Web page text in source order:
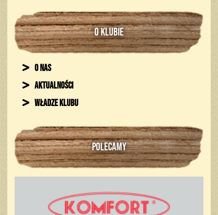
O KLUBIE
O nas
Aktualności
Władze klubu
POLECAMY